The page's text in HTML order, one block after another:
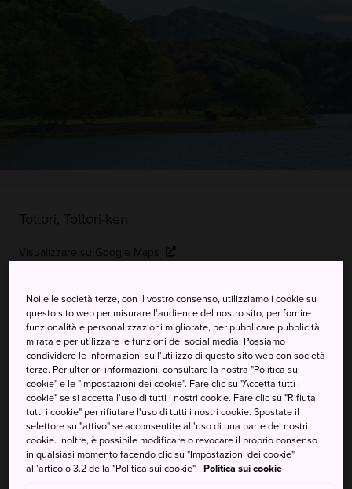
Tottori, Tottori-ken
Visualizzare su Google Maps
PAROLE CHIAVE MAPPA
Un grande lago avvolto nel mito
Il lago Koyamaike è una pittoresca laguna situata a ovest
dellacittà di Tottori
. Con una circonferenza di circa 16
chilometri, è considerato il più grande bacino del
Noi e le società terze, con il vostro consenso, utilizziamo i cookie su
questo sito web per misurare l'audience del nostro sito, per fornire
funzionalità e personalizzazioni migliorate, per pubblicare pubblicità
mirata e per utilizzare le funzioni dei social media. Possiamo
condividere le informazioni sull'utilizzo di questo sito web con società
terze. Per ulteriori informazioni, consultare la nostra "Politica sui
cookie" e le "Impostazioni dei cookie". Fare clic su "Accetta tutti i
cookie" se si accetta l'uso di tutti i nostri cookie. Fare clic su "Rifiuta
tutti i cookie" per rifiutare l'uso di tutti i nostri cookie. Spostate il
selettore su "attivo" se acconsentite all'uso di una parte dei nostri
cookie. Inoltre, è possibile modificare o revocare il proprio consenso
in qualsiasi momento facendo clic su "Impostazioni dei cookie"
all'articolo 3.2 della "Politica sui cookie". Politica sui cookie